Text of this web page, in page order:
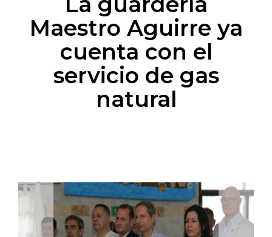
Maestro Aguirre ya
cuenta con el
servicio de gas
natural